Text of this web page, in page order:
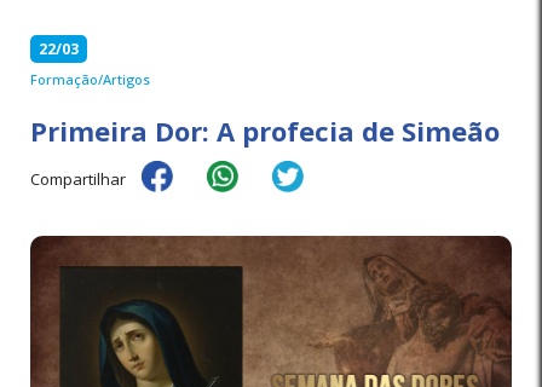
22/03
Formação/Artigos
Primeira Dor: A profecia de Simeão
Compartilhar